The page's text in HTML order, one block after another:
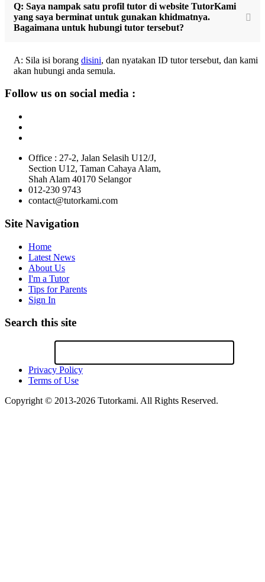
Q: Saya nampak satu profil tutor di website TutorKami
yang saya berminat untuk gunakan khidmatnya.
Bagaimana untuk hubungi tutor tersebut?
A: Sila isi borang disini, dan nyatakan ID tutor tersebut, dan kami
akan hubungi anda semula.
Follow us on social media :
Office : 27-2, Jalan Selasih U12/J,
Section U12, Taman Cahaya Alam,
Shah Alam 40170 Selangor
012-230 9743
contact@tutorkami.com
Site Navigation
Home
Latest News
About Us
I'm a Tutor
Tips for Parents
Sign In
Search this site
Privacy Policy
Terms of Use
Copyright © 2013-2026 Tutorkami. All Rights Reserved.